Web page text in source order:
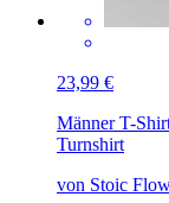
23,99 €
Männer T-
Turnshirt
von Stoic